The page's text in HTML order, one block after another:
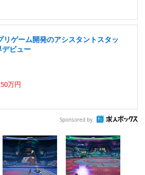
リゲーム開発のアシスタントスタッ
ビュー
万円
Sponsored by